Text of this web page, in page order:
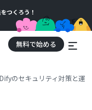
つくろう！
無料で始める
Difyのセキュリティ対策と運